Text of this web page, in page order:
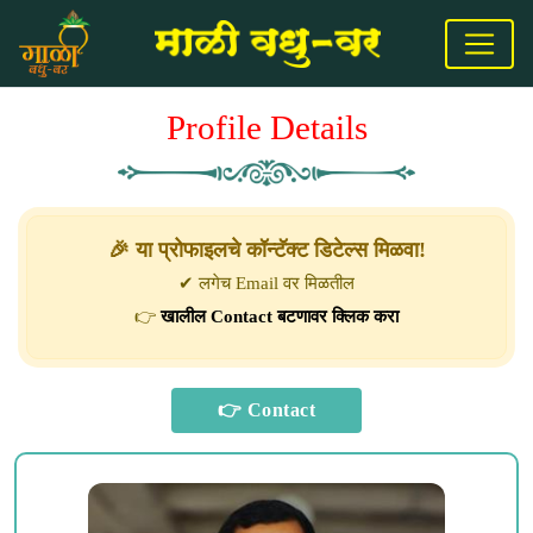
Profile Details
🎉 या प्रोफाइलचे कॉन्टॅक्ट डिटेल्स मिळवा!
✔ लगेच Email वर मिळतील
👉खालील Contact बटणावर क्लिक करा